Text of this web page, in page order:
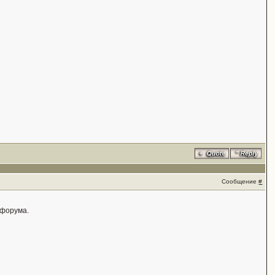
Сообщение#